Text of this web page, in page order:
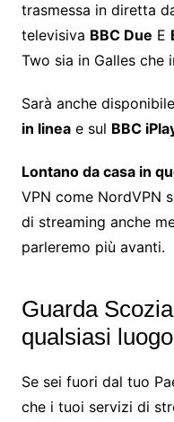
trasmessa in diretta
televisiva BBC Due E
Two sia in Galles che
Sarà anche
in lineae sul BBC
Lontano da casa in
VPN come NordVPN
di streaming anche
parleremo più avanti.
Guarda
qualsiasi luogo
Se sei fuori dal tuo
che i tuoi servizi di